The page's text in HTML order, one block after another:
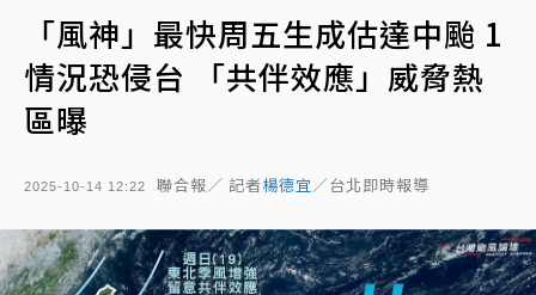
「風神」最快周五生成估達中颱 1
情況恐侵台 「共伴效應」威脅熱
區曝
2025-10-14 12:22 聯合報／ 記者楊德宜／台北即時報導